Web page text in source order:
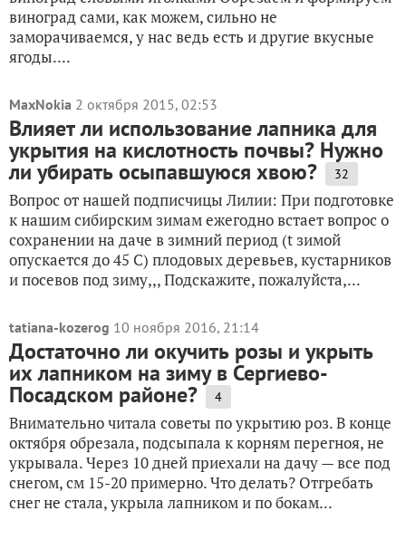
виноград сами, как можем, сильно не
заморачиваемся, у нас ведь есть и другие вкусные
ягоды....
MaxNokia 2 октября 2015, 02:53
Влияет ли использование лапника для
укрытия на кислотность почвы? Нужно
ли убирать осыпавшуюся хвою? 32
Вопрос от нашей подписчицы Лилии: При подготовке
к нашим сибирским зимам ежегодно встает вопрос о
сохранении на даче в зимний период (t зимой
опускается до 45 С) плодовых деревьев, кустарников
и посевов под зиму,,, Подскажите, пожалуйста,...
tatiana-kozerog 10 ноября 2016, 21:14
Достаточно ли окучить розы и укрыть
их лапником на зиму в Сергиево-
Посадском районе? 4
Внимательно читала советы по укрытию роз. В конце
октября обрезала, подсыпала к корням перегноя, не
укрывала. Через 10 дней приехали на дачу — все под
снегом, см 15-20 примерно. Что делать? Отгребать
снег не стала, укрыла лапником и по бокам...